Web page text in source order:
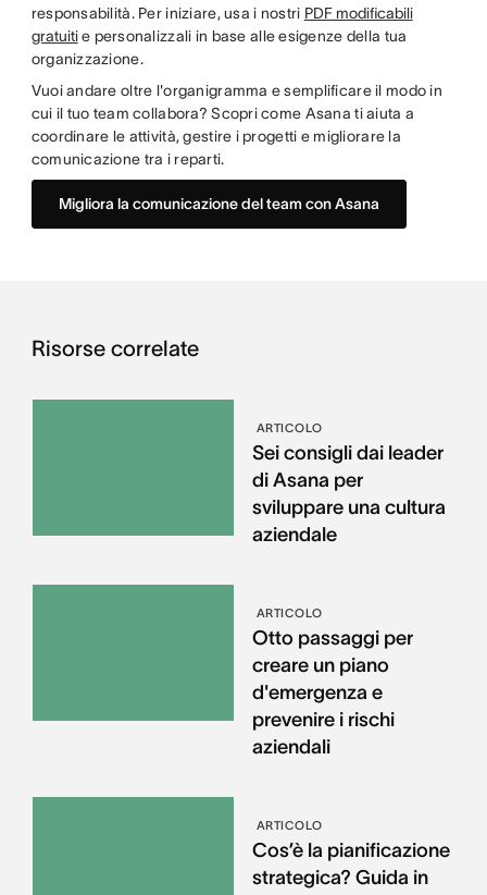
responsabilità. Per iniziare, usa i nostri PDF modificabili
gratuitie personalizzali in base alle esigenze della tua
organizzazione.
Vuoi andare oltre l'organigramma e semplificare il modo in
cui il tuo team collabora? Scopri come Asana ti aiuta a
coordinare le attività, gestire i progetti e migliorare la
comunicazione tra i reparti.
Migliora la comunicazione del team con Asana
Risorse correlate
ARTICOLO
Sei consigli dai leader
di Asana per
sviluppare una cultura
aziendale
ARTICOLO
Otto passaggi per
creare un piano
d'emergenza e
prevenire i rischi
aziendali
ARTICOLO
Cos’è la pianificazione
strategica? Guida in